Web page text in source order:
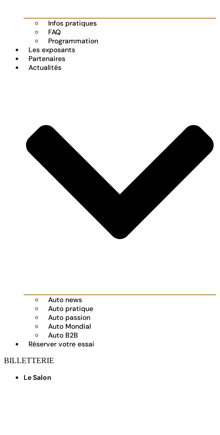
Infos pratiques
FAQ
Programmation
Les exposants
Partenaires
Actualités
Auto news
Auto pratique
Auto passion
Auto Mondial
Auto B2B
Réserver votre essai
BILLETTERIE
Le Salon